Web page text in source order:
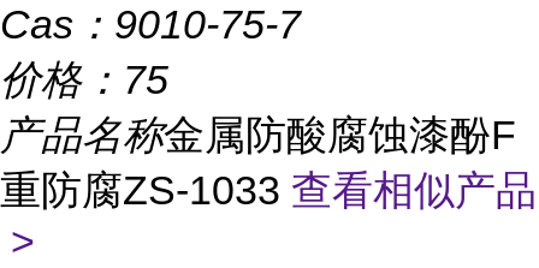
Cas： 9010-75-7
价格： 75
产品名称金属防酸腐蚀漆酚F
重防腐ZS-1033 查看相似产品
>